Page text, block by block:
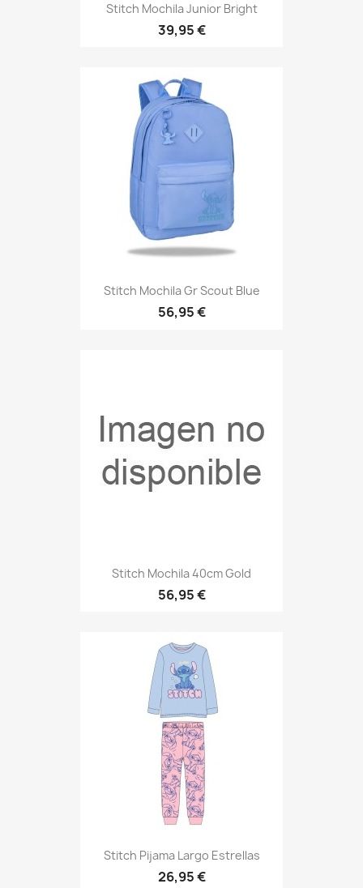
Stitch Mochila Junior Bright
39,95 €
Stitch Mochila Gr Scout Blue
56,95 €
Stitch Mochila 40cm Gold
56,95 €
Stitch Pijama Largo Estrellas
26,95 €